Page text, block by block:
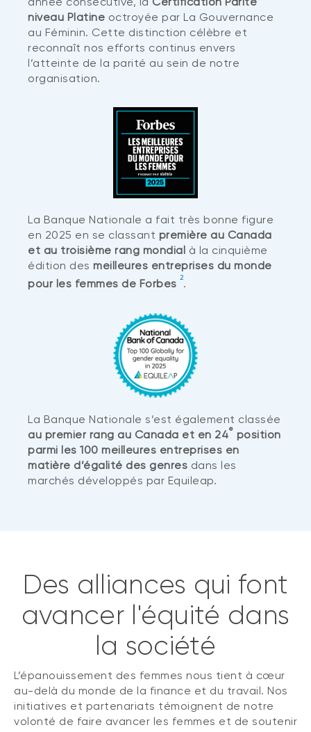
niveau Platine octroyée par La Gouvernance
au Féminin. Cette distinction célèbre et
reconnaît nos efforts continus envers
l’atteinte de la parité au sein de notre
organisation.
La Banque Nationale a fait très bonne figure
en 2025 en se classant première au Canada
et au troisième rang mondial à la cinquième
édition des meilleures entreprises du monde
pour les femmes de Forbes 2.
La Banque Nationale s’est également classée
au premier rang au Canada et en 24e position
parmi les 100 meilleures entreprises en
matière d’égalité des genres dans les
marchés développés par Equileap.
Des alliances qui font
avancer l'équité dans
la société
L’épanouissement des femmes nous tient à cœur
au-delà du monde de la finance et du travail. Nos
initiatives et partenariats témoignent de notre
volonté de faire avancer les femmes et de soutenir